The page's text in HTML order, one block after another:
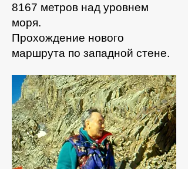
8167 метров над уровнем
моря.
Прохождение нового
маршрута по западной стене.